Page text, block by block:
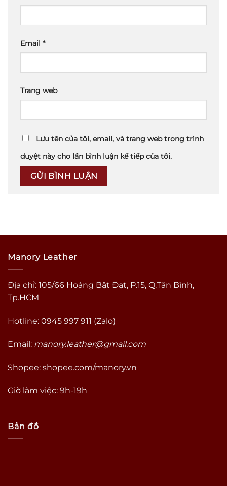
Email *
Trang web
Lưu tên của tôi, email, và trang web trong trình
duyệt này cho lần bình luận kế tiếp của tôi.
Manory Leather
Địa chỉ: 105/66 Hoàng Bật Đạt, P.15, Q.Tân Bình,
Tp.HCM
Hotline: 0945 997 911 (Zalo)
Email: manory.leather@gmail.com
Shopee: shopee.com/manory.vn
Giờ làm việc: 9h-19h
Bản đồ